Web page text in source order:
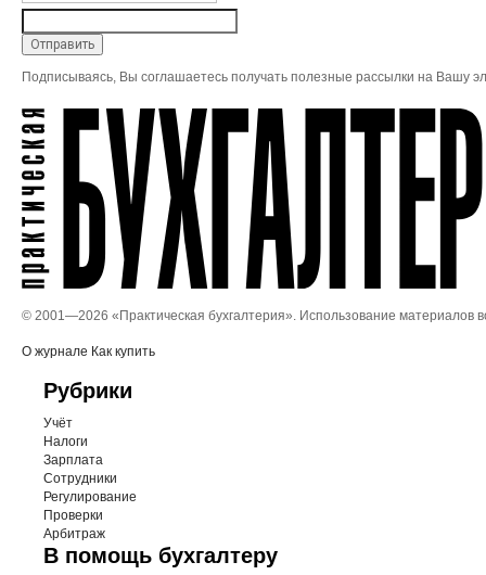
Подписываясь, Вы соглашаетесь получать полезные рассылки на Вашу
© 2001—2026 «Практическая бухгалтерия». Использование
О журнале Как купить
Рубрики
Учёт
Налоги
Зарплата
Сотрудники
Регулирование
Проверки
Арбитраж
В помощь бухгалтеру